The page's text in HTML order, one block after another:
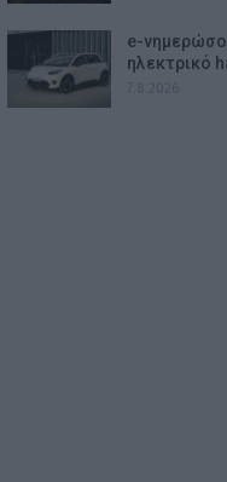
e-
ηλεκτρικό